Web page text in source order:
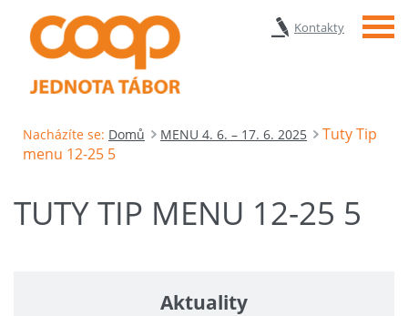
Kontakty Menu
Nacházíte se: Domů MENU 4. 6. – 17. 6. 2025
Tuty Tip
menu 12-25 5
TUTY TIP MENU 12-25 5
Aktuality